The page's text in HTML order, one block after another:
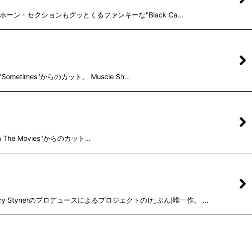
ーン・セクションもグッとくるファンキーな"Black Ca…
からのカット。 Muscle Sh…
The Movies"からのカット…
Stynerのプロデュースによるプロジェクトの(たぶん)唯一作。 …